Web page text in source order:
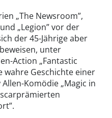
„The Newsroom”,
„Legion” vor der
der 45-Jährige aber
unter
Action „Fantastic
wahre Geschichte einer
Komödie „Magic in